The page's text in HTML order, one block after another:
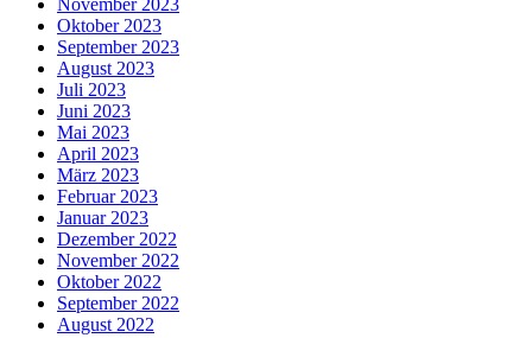
Oktober 2023
September 2023
August 2023
Juli 2023
Juni 2023
Mai 2023
April 2023
März 2023
Februar 2023
Januar 2023
Dezember 2022
November 2022
Oktober 2022
September 2022
August 2022